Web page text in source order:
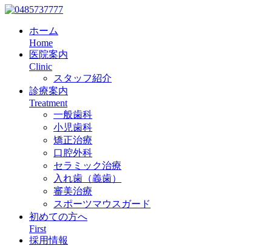
ホーム
Home
医院案内
Clinic
スタッフ紹介
診療案内
Treatment
一般歯科
小児歯科
矯正治療
口腔外科
セラミック治療
入れ歯（義歯）
審美治療
スポーツマウスガード
初めての方へ
First
採用情報